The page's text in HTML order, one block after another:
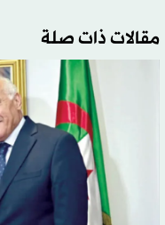
مقالات ذات صلة